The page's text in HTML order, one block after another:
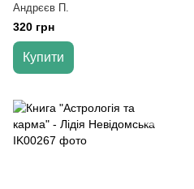
Андрєєв П.
320 грн
Купити